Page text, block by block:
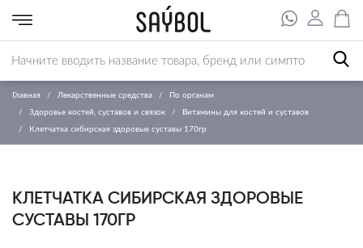
Главная Лекарственные средства По органам
Здоровье костей, суставов и связок Витамины для костей и суставов
Клетчатка сибирская здоровые суставы 170гр
КЛЕТЧАТКА СИБИРСКАЯ ЗДОРОВЫЕ
СУСТАВЫ 170ГР